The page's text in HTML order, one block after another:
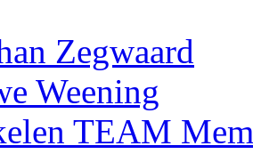
Zegwaard
Weening
TEAM